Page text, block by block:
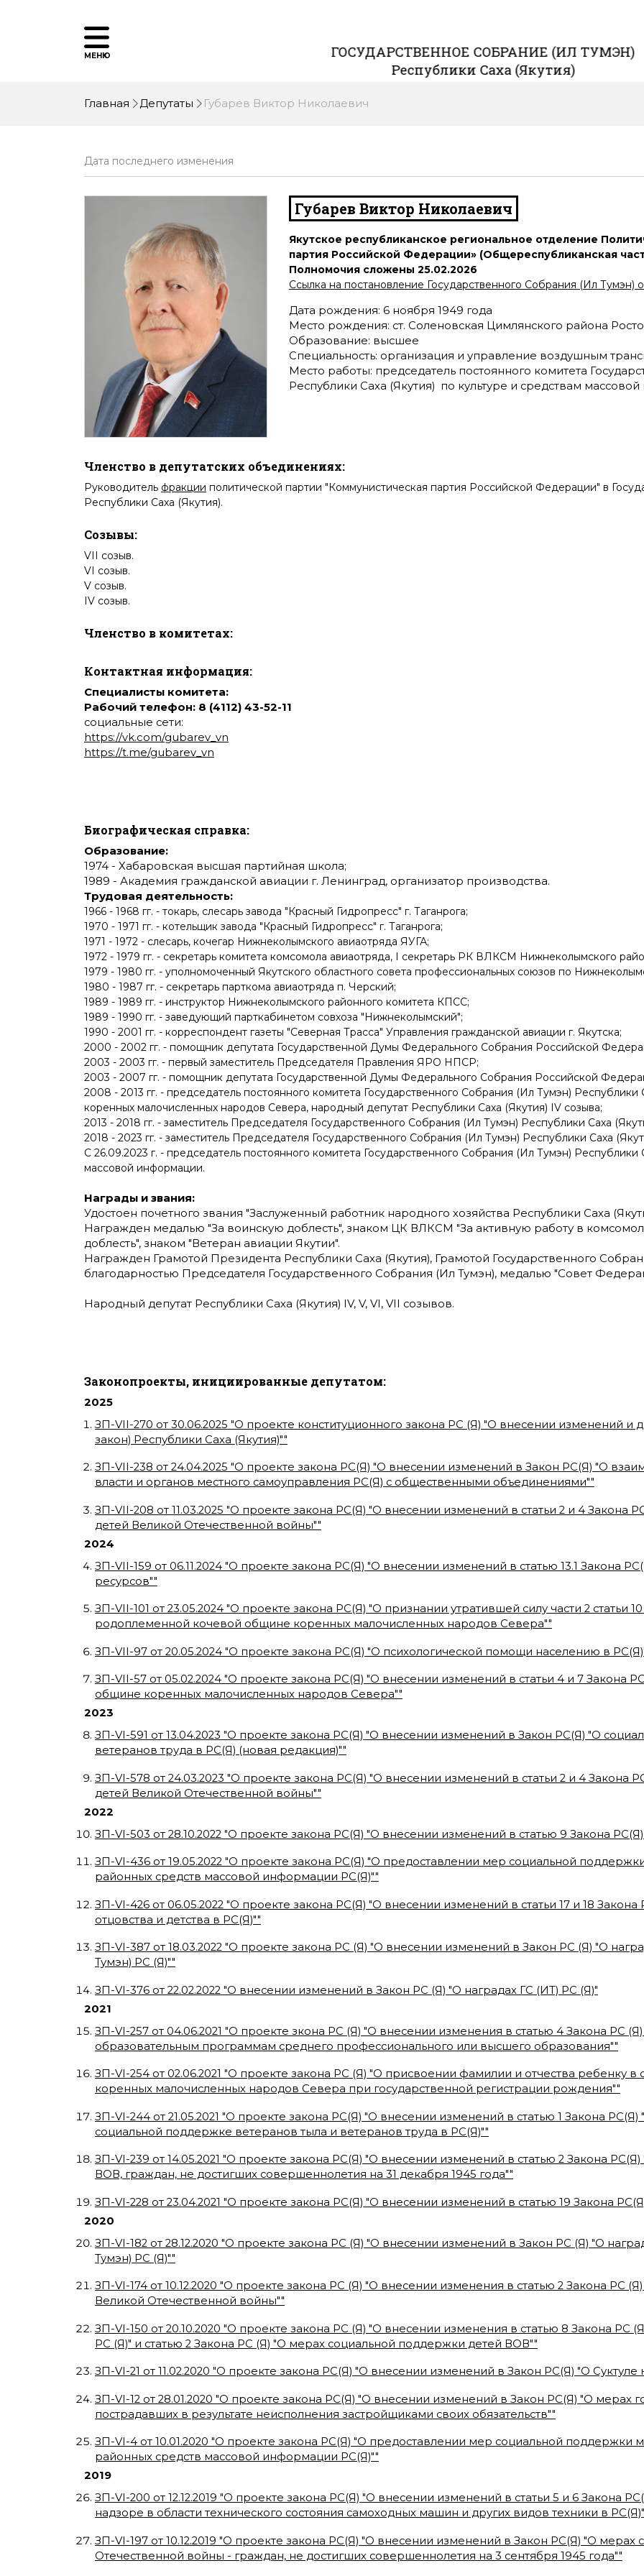
МЕНЮ
ГОСУДАРСТВЕННОЕ СОБРАНИЕ (ИЛ ТУМЭН)
Республики Саха (Якутия)
Главная Депутаты Губарев Виктор Николаевич
Дата последнего изменения
Губарев Виктор Николаевич
Якутское республиканское региональное отделение
партия Российской Федерации» (Общереспубликанская
Полномочия сложены 25.02.2026
Ссылка на постановление Государственного Собрания (Ил
Дата рождения: 6 ноября 1949 года
Место рождения: ст. Соленовская Цимлянского района
Образование: высшее
Специальность: организация и управление воздушным
Место работы: председатель постоянного комитета
Республики Саха (Якутия) по культуре и средствам
Членство в депутатских объединениях:
Руководитель фракции политической партии "Коммунистическая партия Российской Федерации" в
Республики Саха (Якутия).
Созывы:
VII созыв.
VI созыв.
V созыв.
IV созыв.
Членство в комитетах:
Контактная информация:
Специалисты комитета:
Рабочий телефон: 8 (4112) 43-52-11
социальные сети:
https://vk.com/gubarev_vn
https://t.me/gubarev_vn
Биографическая справка:
Образование:
1974 - Хабаровская высшая партийная школа;
1989 - Академия гражданской авиации г. Ленинград, организатор производства.
Трудовая деятельность:
1966 - 1968 гг. - токарь, слесарь завода "Красный Гидропресс" г. Таганрога;
1970 - 1971 гг. - котельщик завода "Красный Гидропресс" г. Таганрога;
1971 - 1972 - слесарь, кочегар Нижнеколымского авиаотряда ЯУГА;
1972 - 1979 гг. - секретарь комитета комсомола авиаотряда, I секретарь РК ВЛКСМ Нижнеколымского
1979 - 1980 гг. - уполномоченный Якутского областного совета профессиональных союзов по
1980 - 1987 гг. - секретарь парткома авиаотряда п. Черский;
1989 - 1989 гг. - инструктор Нижнеколымского районного комитета КПСС;
1989 - 1990 гг. - заведующий парткабинетом совхоза "Нижнеколымский";
1990 - 2001 гг. - корреспондент газеты "Северная Трасса" Управления гражданской авиации г. Якутска;
2000 - 2002 гг. - помощник депутата Государственной Думы Федерального Собрания Российской
2003 - 2003 гг. - первый заместитель Председателя Правления ЯРО НПСР;
2003 - 2007 гг. - помощник депутата Государственной Думы Федерального Собрания Российской
2008 - 2013 гг. - председатель постоянного комитета Государственного Собрания (Ил Тумэн)
коренных малочисленных народов Севера, народный депутат Республики Саха (Якутия) IV созыва;
2013 - 2018 гг. - заместитель Председателя Государственного Собрания (Ил Тумэн) Республики Саха
2018 - 2023 гг. - заместитель Председателя Государственного Собрания (Ил Тумэн) Республики Саха
С 26.09.2023 г. - председатель постоянного комитета Государственного Собрания (Ил Тумэн)
массовой информации.
Награды и звания:
Удостоен почетного звания "Заслуженный работник народного хозяйства Республики Саха
Награжден медалью "За воинскую доблесть", знаком ЦК ВЛКСМ "За активную работу в
доблесть", знаком "Ветеран авиации Якутии".
Награжден Грамотой Президента Республики Саха (Якутия), Грамотой Государственного
благодарностью Председателя Государственного Собрания (Ил Тумэн), медалью "Совет
Народный депутат Республики Саха (Якутия) IV, V, VI, VII созывов.
Законопроекты, инициированные депутатом:
2025
ЗП-VII-270 от 30.06.2025 "О проекте конституционного закона РС (Я) "О внесении изменений и
закон) Республики Саха (Якутия)""
ЗП-VII-238 от 24.04.2025 "О проекте закона РС(Я) "О внесении изменений в Закон РС(Я) "О
власти и органов местного самоуправления РС(Я) с общественными объединениями""
ЗП-VII-208 от 11.03.2025 "О проекте закона РС(Я) "О внесении изменений в статьи 2 и 4 Закона
детей Великой Отечественной войны""
2024
ЗП-VII-159 от 06.11.2024 "О проекте закона РС(Я) "О внесении изменений в статью 13.1 Закона
ресурсов""
ЗП-VII-101 от 23.05.2024 "О проекте закона РС(Я) "О признании утратившей силу части 2 статьи
родоплеменной кочевой общине коренных малочисленных народов Севера""
ЗП-VII-97 от 20.05.2024 "О проекте закона РС(Я) "О психологической помощи населению в
ЗП-VII-57 от 05.02.2024 "О проекте закона РС(Я) "О внесении изменений в статьи 4 и 7 Закона
общине коренных малочисленных народов Севера""
2023
ЗП-VI-591 от 13.04.2023 "О проекте закона РС(Я) "О внесении изменений в Закон РС(Я) "О
ветеранов труда в РС(Я) (новая редакция)""
ЗП-VI-578 от 24.03.2023 "О проекте закона РС(Я) "О внесении изменений в статьи 2 и 4 Закона
детей Великой Отечественной войны""
2022
ЗП-VI-503 от 28.10.2022 "О проекте закона РС(Я) "О внесении изменений в статью 9 Закона
ЗП-VI-436 от 19.05.2022 "О проекте закона РС(Я) "О предоставлении мер социальной
районных средств массовой информации РС(Я)""
ЗП-VI-426 от 06.05.2022 "О проекте закона РС(Я) "О внесении изменений в статьи 17 и 18
отцовства и детства в РС(Я)""
ЗП-VI-387 от 18.03.2022 "О проекте закона РС (Я) "О внесении изменений в Закон РС (Я) "О
Тумэн) РС (Я)""
ЗП-VI-376 от 22.02.2022 "О внесении изменений в Закон РС (Я) "О наградах ГС (ИТ) РС (Я)"
2021
ЗП-VI-257 от 04.06.2021 "О проекте зкона РС (Я) "О внесении изменения в статью 4 Закона РС
образовательным программам среднего профессионального или высшего образования""
ЗП-VI-254 от 02.06.2021 "О проекте закона РС (Я) "О присвоении фамилии и отчества ребенку в
коренных малочисленных народов Севера при государственной регистрации рождения""
ЗП-VI-244 от 21.05.2021 "О проекте закона РС(Я) "О внесении изменений в статью 1 Закона РС(Я)
социальной поддержке ветеранов тыла и ветеранов труда в РС(Я)""
ЗП-VI-239 от 14.05.2021 "О проекте закона РС(Я) "О внесении изменений в статью 2 Закона
ВОВ, граждан, не достигших совершеннолетия на 31 декабря 1945 года""
ЗП-VI-228 от 23.04.2021 "О проекте закона РС(Я) "О внесении изменений в статью 19 Закона
2020
ЗП-VI-182 от 28.12.2020 "О проекте закона РС (Я) "О внесении изменений в Закон РС (Я) "О
Тумэн) РС (Я)""
ЗП-VI-174 от 10.12.2020 "О проекте закона РС (Я) "О внесении изменения в статью 2 Закона РС
Великой Отечественной войны""
ЗП-VI-150 от 20.10.2020 "О проекте закона РС (Я) "О внесении изменения в статью 8 Закона РС
РС (Я)" и статью 2 Закона РС (Я) "О мерах социальной поддержки детей ВОВ""
ЗП-VI-21 от 11.02.2020 "О проекте закона РС(Я) "О внесении изменений в Закон РС(Я) "О Суктуле
ЗП-VI-12 от 28.01.2020 "О проекте закона РС(Я) "О внесении изменений в Закон РС(Я) "О мерах
пострадавших в результате неисполнения застройщиками своих обязательств""
ЗП-VI-4 от 10.01.2020 "О проекте закона РС(Я) "О предоставлении мер социальной поддержки
районных средств массовой информации РС(Я)""
2019
ЗП-VI-200 от 12.12.2019 "О проекте закона РС(Я) "О внесении изменений в статьи 5 и 6 Закона
надзоре в области технического состояния самоходных машин и других видов техники в
ЗП-VI-197 от 10.12.2019 "О проекте закона РС(Я) "О внесении изменений в Закон РС(Я) "О мерах
Отечественной войны - граждан, не достигших совершеннолетия на 3 сентября 1945 года""